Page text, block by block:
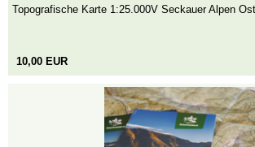
Topografische Karte 1:25.000V Seckauer Alpen Ost
10,00 EUR